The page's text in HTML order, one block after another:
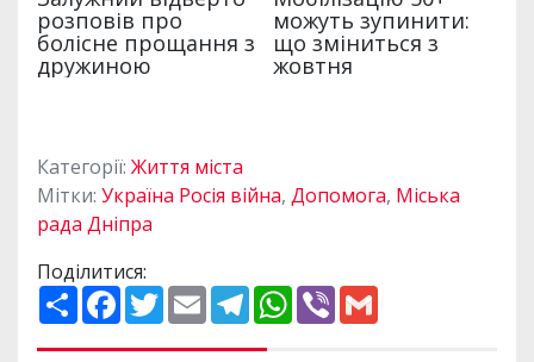
Категорії: Життя міста
Мітки: Україна Росія війна, Допомога, Міська
рада Дніпра
Поділитися:
П
о
и
F
a
e
T
w
t
E
m
i
T
e
e
W
h
V